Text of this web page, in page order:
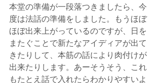
本堂の準備が一段落つきましたら、今
度は法話の準備をしました。もうほぼ
ほぼ出来上がっているのですが、日を
またぐことで新たなアイディアが出て
きたりして、本筋の話により肉付けが
出来たりします。あーそうそう、これ
もたとえ話で入れたらわかりやすいよ